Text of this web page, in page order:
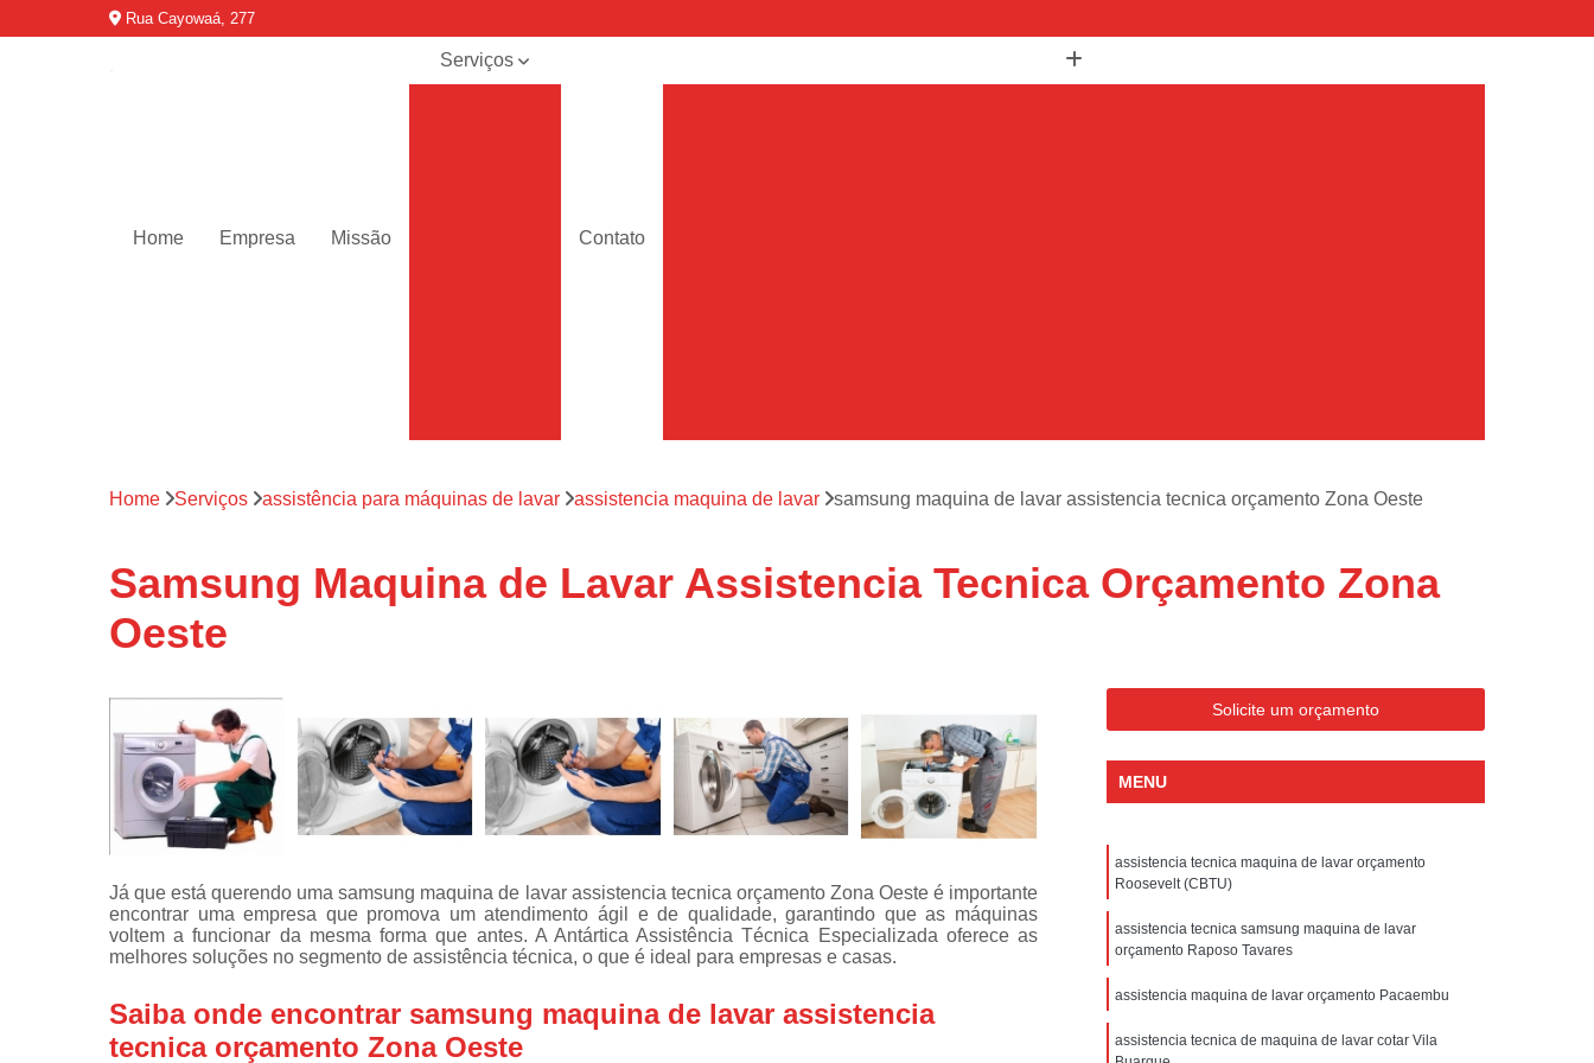
Rua Cayowaá, 277
Home Empresa Missão
Serviços
refrigeradores
técnica de
técnicas de
fogão
Conserto de
máquinas de
lavar
Consertos de
adega
geladeiras
expositoras
Instalação de
Instalação de
máquinas de
Contato
Assistencia Tecnica Ar Condicionado Portatil
Assistencia Tecnica Ar Condicionado Portatil Philco
Assistencia Tecnica de Ar Condicionado Portatil Philco
Assistencia Tecnica em Ar Condicionado Portatil
Assistencia Tecnica para Ar Condicionado Portatil
Assistencia Tecnica de Geladeira
Assistencia Tecnica de Geladeira Electrolux
Assistencia Tecnica Geladeira Electrolux
Assistencia Tecnica Resfriar Geladeira
Electrolux Assistencia Tecnica Geladeira
Electrolux Geladeira Assistencia Tecnica
Geladeira Assistencia Tecnica
Assistencia Tecnica de Refrigerador
Assistencia Tecnica Electrolux Refrigerador
Home Serviços assistência para máquinas de lavar assistencia maquina de lavar samsung maquina de lavar assistencia tecnica orçamento Zona Oeste
Samsung Maquina de Lavar Assistencia Tecnica Orçamento Zona
Oeste
Já que está querendo uma samsung maquina de lavar assistencia tecnica orçamento Zona Oeste é importante
encontrar uma empresa que promova um atendimento ágil e de qualidade, garantindo que as máquinas
voltem a funcionar da mesma forma que antes. A Antártica Assistência Técnica Especializada oferece as
melhores soluções no segmento de assistência técnica, o que é ideal para empresas e casas.
Saiba onde encontrar samsung maquina de lavar assistencia
tecnica orçamento Zona Oeste
Solicite um orçamento
MENU
assistencia tecnica maquina de lavar orçamento
Roosevelt (CBTU)
assistencia tecnica samsung maquina de lavar
orçamento Raposo Tavares
assistencia maquina de lavar orçamento Pacaembu
assistencia tecnica de maquina de lavar cotar Vila